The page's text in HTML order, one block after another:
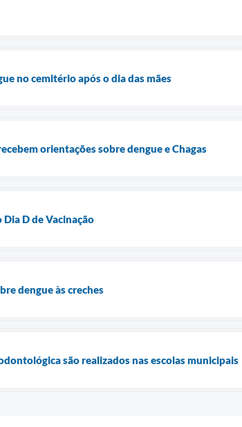
no cemitério após o dia das mães
orientações sobre dengue e Chagas
D de Vacinação
dengue às creches
são realizados nas escolas municipais